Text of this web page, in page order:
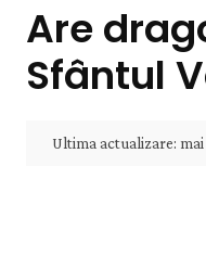
Are
Sfântul
Ultima actualizare: mai